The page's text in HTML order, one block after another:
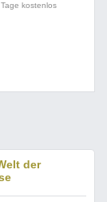
kostenlos
der